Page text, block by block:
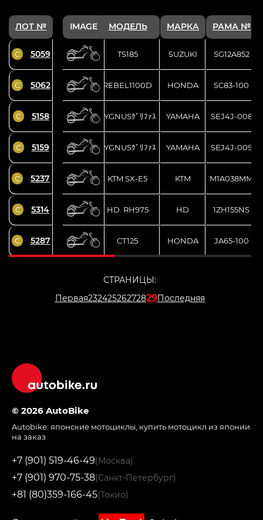
ЛОТ № IMAGE МОДЕЛЬ МАРКА РАМА №
C 5059 TS185 SUZUKI SG12A852
C 5062 REBEL1100D HONDA SC83-100
C 5158 CYGNUSｸﾞﾘﾌｧｽ YAMAHA SEJ4J-008
C 5159 CYGNUSｸﾞﾘﾌｧｽ YAMAHA SEJ4J-009
C 5237 KTM SX-E5 KTM M1A038MM
C 5314 HD. RH975 HD 1ZH155NS
C 5287 CT125 HONDA JA65-100
СТРАНИЦЫ:
Первая23242526272829Последняя
© 2026 AutoBike
Autobike: японские мотоциклы, купить мотоцикл из японии
на заказ
+7 (901) 519-46-49(Москва)
+7 (901) 970-75-38(Санкт-Петербург)
+81 (80)359-166-45(Токио)